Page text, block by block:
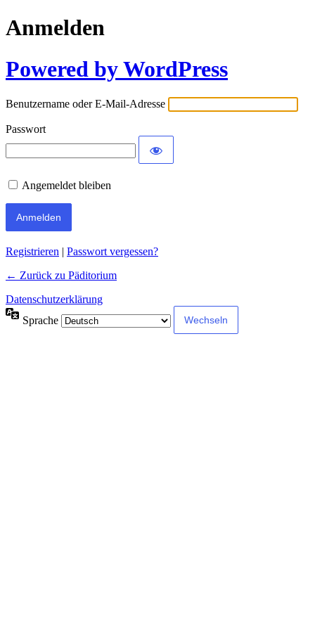
Anmelden
Powered by WordPress
Benutzername oder E-Mail-Adresse
Passwort
Angemeldet bleiben
Registrieren | Passwort vergessen?
← Zurück zu Päditorium
Datenschutzerklärung
Sprache